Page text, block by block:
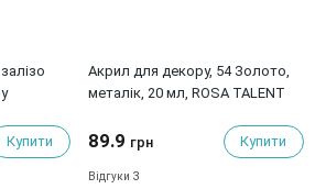
Купити
Акрил для декору, 54 Золото,
металік, 20 мл, ROSA TALENT
89.9 грн Купити
Відгуки 3